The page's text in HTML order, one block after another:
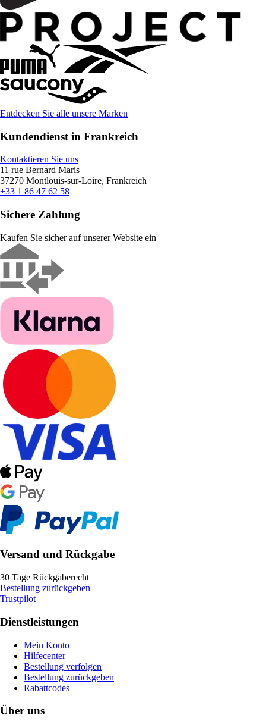
Entdecken Sie alle unsere Marken
Kundendienst in Frankreich
Kontaktieren Sie uns
11 rue Bernard Maris
37270 Montlouis-sur-Loire, Frankreich
+33 1 86 47 62 58
Sichere Zahlung
Kaufen Sie sicher auf unserer Website ein
Versand und Rückgabe
30 Tage Rückgaberecht
Bestellung zurückgeben
Trustpilot
Dienstleistungen
Mein Konto
Hilfecenter
Bestellung verfolgen
Bestellung zurückgeben
Rabattcodes
Über uns